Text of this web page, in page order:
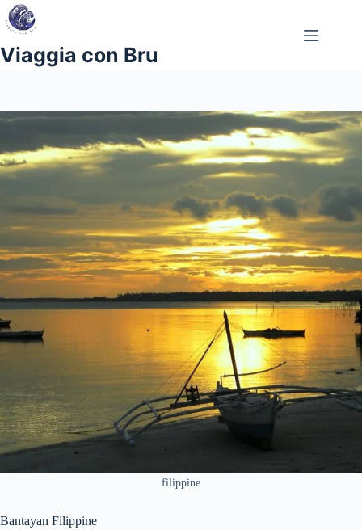
Salta
al
contenuto
Viaggia con Bru
filippine
Bantayan Filippine